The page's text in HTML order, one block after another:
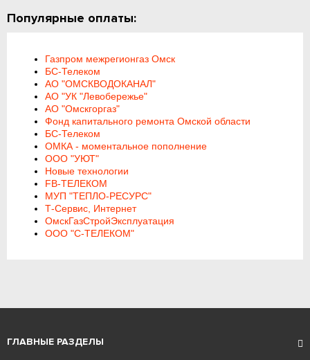
Популярные оплаты:
Газпром межрегионгаз Омск
БС-Телеком
АО "ОМСКВОДОКАНАЛ"
АО "УК "Левобережье"
АО "Омскгоргаз"
Фонд капитального ремонта Омской области
БС-Телеком
ОМКА - моментальное пополнение
ООО "УЮТ"
Новые технологии
FB-ТЕЛЕКОМ
МУП "ТЕПЛО-РЕСУРС"
Т-Сервис, Интернет
ОмскГазСтройЭксплуатация
ООО "С-ТЕЛЕКОМ"
ГЛАВНЫЕ РАЗДЕЛЫ